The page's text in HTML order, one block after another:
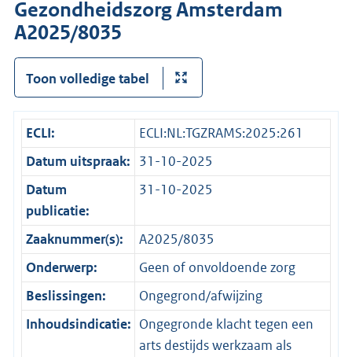
Gezondheidszorg Amsterdam
A2025/8035
Toon volledige tabel
ECLI:
ECLI:NL:TGZRAMS:2025:261
Datum uitspraak: 31-10-2025
Datum
publicatie:
31-10-2025
Zaaknummer(s):
A2025/8035
Onderwerp:
Geen of onvoldoende zorg
Beslissingen:
Ongegrond/afwijzing
Inhoudsindicatie: Ongegronde klacht tegen een
arts destijds werkzaam als